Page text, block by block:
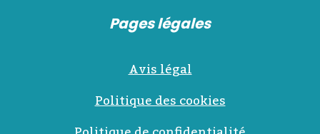
Pages légales
Avis légal
Politique des cookies